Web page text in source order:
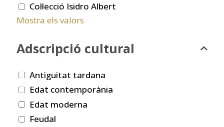
Col·lecció Isidro Albert
Mostra els valors
Adscripció cultural
Antiguitat tardana
Edat contemporània
Edat moderna
Feudal